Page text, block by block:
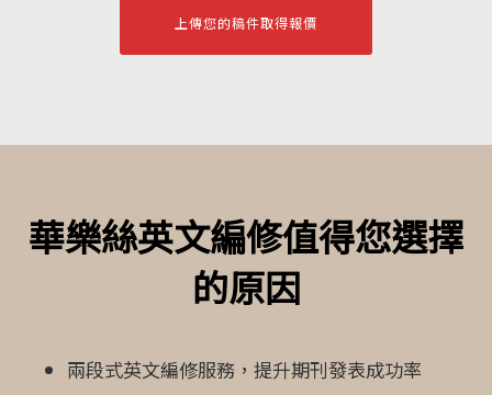
上傳您的稿件取得報價
華樂絲英文編修值得您選擇
的原因
兩段式英文編修服務，提升期刊發表成功率